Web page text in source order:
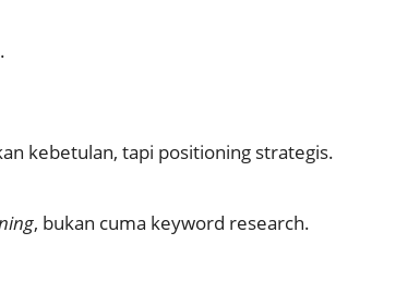
kebetulan, tapi positioning strategis.
, bukan cuma keyword research.